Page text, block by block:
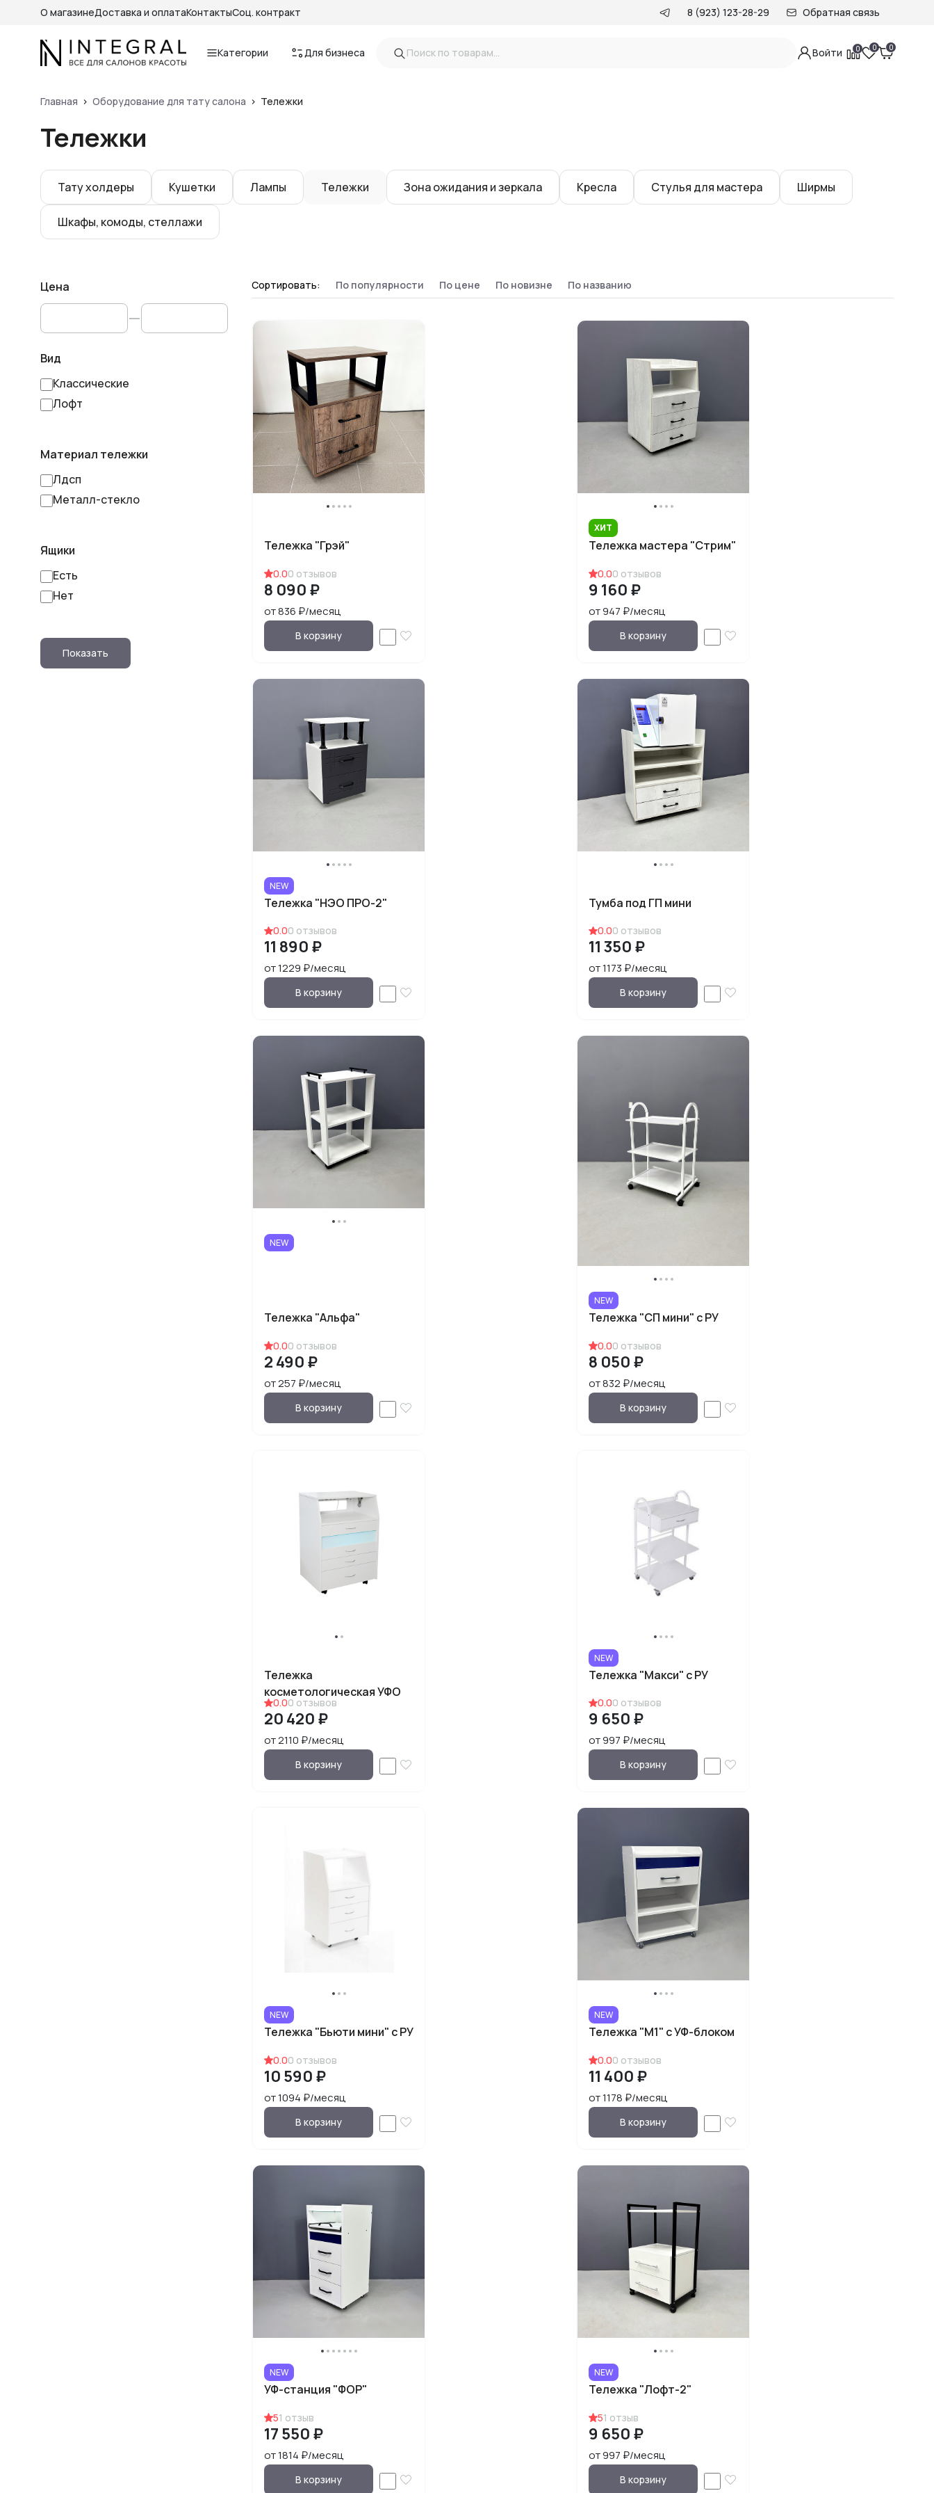
О магазинеДоставка и оплатаКонтактыСоц. контракт 8 (923) 123-28-29 Обратная связь
Категории Для бизнеса Войти 0 0 0
Главная Оборудование для тату салона Тележки
Тележки
Тату холдеры Кушетки Лампы Тележки Зона ожидания и зеркала Кресла Стулья для мастера Ширмы
Шкафы, комоды, стеллажи
Цена
Вид
Классические
Лофт
Материал тележки
Лдсп
Металл-стекло
Ящики
Есть
Нет
Показать
Сортировать: По популярности По цене По новизне По названию
Тележка "Грэй"
0.00 отзывов
8 090 ₽
от 836 ₽/месяц
В корзину
ХИТ
Тележка мастера "Стрим"
0.00 отзывов
9 160 ₽
от 947 ₽/месяц
В корзину
NEW
Тележка "НЭО ПРО-2"
0.00 отзывов
11 890 ₽
от 1229 ₽/месяц
В корзину
Тумба под ГП мини
0.00 отзывов
11 350 ₽
от 1173 ₽/месяц
В корзину
NEW
Тележка "Альфа"
0.00 отзывов
2 490 ₽
от 257 ₽/месяц
В корзину
NEW
Тележка "СП мини" с РУ
0.00 отзывов
8 050 ₽
от 832 ₽/месяц
В корзину
Тележка
косметологическая УФО
0.00 отзывов
20 420 ₽
от 2110 ₽/месяц
В корзину
NEW
Тележка "Макси" с РУ
0.00 отзывов
9 650 ₽
от 997 ₽/месяц
В корзину
NEW
Тележка "Бьюти мини" с РУ
0.00 отзывов
10 590 ₽
от 1094 ₽/месяц
В корзину
NEW
Тележка "М1" с УФ-блоком
0.00 отзывов
11 400 ₽
от 1178 ₽/месяц
В корзину
NEW
УФ-станция "ФОР"
51 отзыв
17 550 ₽
от 1814 ₽/месяц
В корзину
NEW
Тележка "Лофт-2"
51 отзыв
9 650 ₽
от 997 ₽/месяц
В корзину